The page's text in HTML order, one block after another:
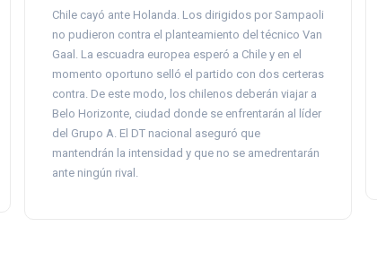
Chile cayó ante Holanda. Los dirigidos por Sampaoli
no pudieron contra el planteamiento del técnico Van
Gaal. La escuadra europea esperó a Chile y en el
momento oportuno selló el partido con dos certeras
contra. De este modo, los chilenos deberán viajar a
Belo Horizonte, ciudad donde se enfrentarán al líder
del Grupo A. El DT nacional aseguró que
mantendrán la intensidad y que no se amedrentarán
ante ningún rival.